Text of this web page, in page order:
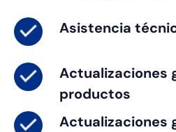
Asistencia
Actualizaciones
productos
Actualizaciones